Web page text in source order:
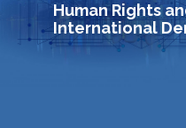
Human Rights
International